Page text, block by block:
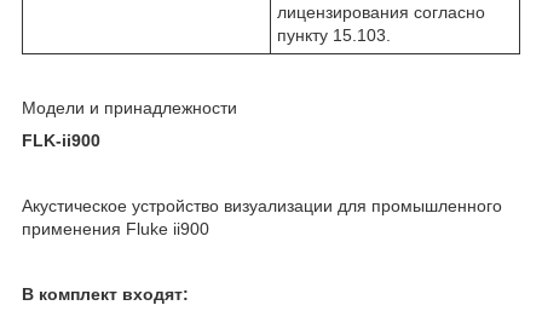
лицензирования согласно
пункту 15.103.
Модели и принадлежности
FLK-ii900
Акустическое устройство визуализации для промышленного
применения Fluke ii900
В комплект входят: